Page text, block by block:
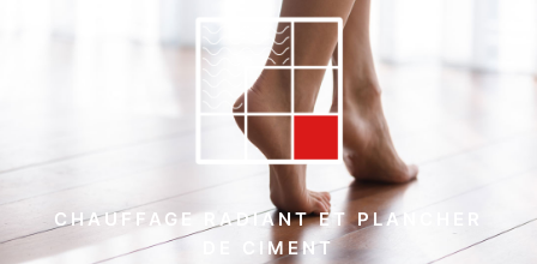
CHAUFFAGE RADIANT ET PLANCHER
DE CIMENT